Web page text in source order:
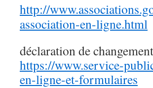
http://
association-en-ligne.html
déclaration de
https://www.service-
en-ligne-et-formulaires